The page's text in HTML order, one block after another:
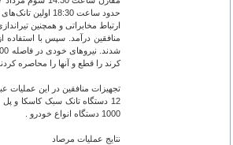
ارتباط مخابراتی و همچنین
کرند را قطع و آنها را محاصره کردند.
تجهیزات منافقین در این عملیات
1000 دستگاه انواع خودرو .
نتایج عملیات مرصاد